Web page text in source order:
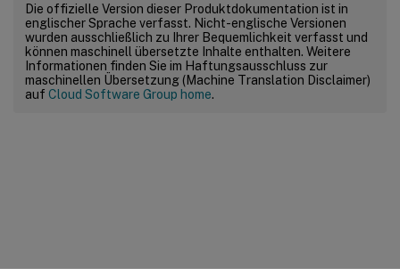
Die offizielle Version dieser Produktdokumentation ist in
englischer Sprache verfasst. Nicht-englische Versionen
wurden ausschließlich zu Ihrer Bequemlichkeit verfasst und
können maschinell übersetzte Inhalte enthalten. Weitere
Informationen finden Sie im Haftungsausschluss zur
maschinellen Übersetzung (Machine Translation Disclaimer)
auf Cloud Software Group home.